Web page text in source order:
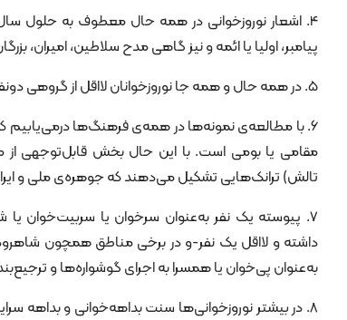
4. اشعار نوروزخوانی در همه حال معطوف به حلول
پیامبر، اولیا یا ائمه و نیز گاهی مدح سلاطین،
5. در همه حال و همه جا نوروزخوانان لااقل از گروهی دونفره و گاه چند نفره تشکیل می‌شدند.
6. با مطالعه‌ی نمونه‌ها در همه‌ی فرهنگ‌ها درمی‌یابیم که
مقامی یا بومی است. با این حال بخش قابل‌توجهی از
تالش) ترانک‌هایی تشکیل می‌دهند که جوهره‌ی ملی و
7. پیوسته یک نفر به‌عنوان سرخوان یا سربیت‌خوان یا
داشته و لااقل یک نفر-و در برخی مناطق همچون
به‌عنوان پی‌خوان یا همسرا به اجرای گوشواره‌ها و
8. در بیشتر نوروزخوانی‌ها سنت بداهه‌خوانی و بداهه